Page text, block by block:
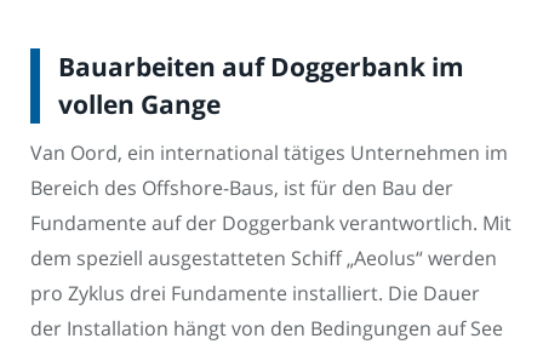
Bauarbeiten auf Doggerbank im
vollen Gange
Van Oord, ein international tätiges Unternehmen im
Bereich des Offshore-Baus, ist für den Bau der
Fundamente auf der Doggerbank verantwortlich. Mit
dem speziell ausgestatteten Schiff „Aeolus“ werden
pro Zyklus drei Fundamente installiert. Die Dauer
der Installation hängt von den Bedingungen auf See